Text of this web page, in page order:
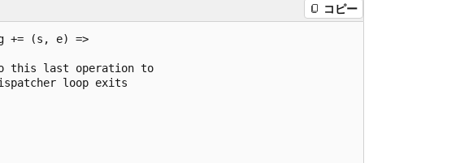
コピー
+= (s, e) =>
this last operation to
loop exits